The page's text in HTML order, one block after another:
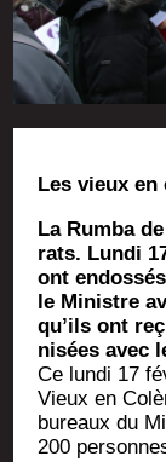
Les vieux
La Rum­ba
rats. Lun­di
ont
le Ministre
qu’ils ont
ni­sées avec
Ce lun­di 17
Vieux en
bureaux du
200